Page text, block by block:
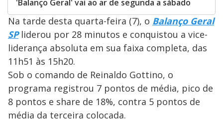
'Balanço Geral' vai ao ar de segunda a sábado
Na tarde desta quarta-feira (7), o Balanço Geral
SPliderou por 28 minutos e conquistou a vice-
liderança absoluta em sua faixa completa, das
11h51 às 15h20.
Sob o comando de Reinaldo Gottino, o
programa registrou 7 pontos de média, pico de
8 pontos e share de 18%, contra 5 pontos de
média da terceira colocada.